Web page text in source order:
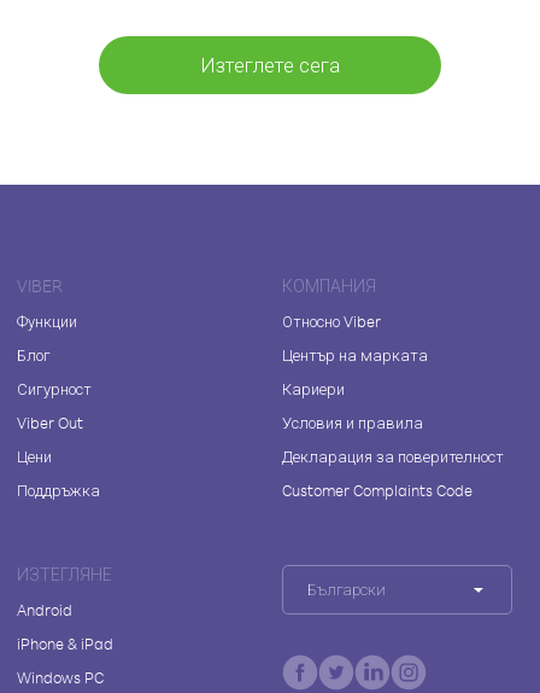
Изтеглете сега
VIBER
Функции
Блог
Сигурност
Viber Out
Цени
Поддръжка
КОМПАНИЯ
Относно Viber
Център на марката
Кариери
Условия и правила
Декларация за поверителност
Customer Complaints Code
ИЗТЕГЛЯНЕ
Android
iPhone & iPad
Windows PC
Български